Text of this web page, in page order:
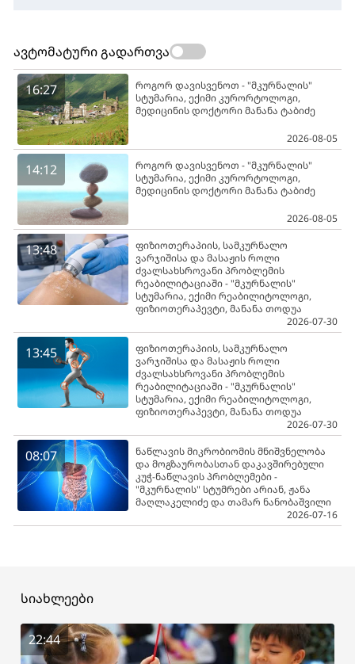
ავტომატური გადართვა
16:27
როგორ დავისვენოთ - "მკურნალის"
სტუმარია, ექიმი კურორტოლოგი,
მედიცინის დოქტორი მანანა ტაბიძე
2026-08-05
14:12
როგორ დავისვენოთ - "მკურნალის"
სტუმარია, ექიმი კურორტოლოგი,
მედიცინის დოქტორი მანანა ტაბიძე
2026-08-05
13:48
ფიზიოთერაპიის, სამკურნალო
ვარჯიშისა და მასაჟის როლი
ძვალსახსროვანი პრობლემის
რეაბილიტაციაში - "მკურნალის"
სტუმარია, ექიმი რეაბილიტოლოგი,
ფიზიოთერაპევტი, მანანა თოდუა
2026-07-30
13:45
ფიზიოთერაპიის, სამკურნალო
ვარჯიშისა და მასაჟის როლი
ძვალსახსროვანი პრობლემის
რეაბილიტაციაში - "მკურნალის"
სტუმარია, ექიმი რეაბილიტოლოგი,
ფიზიოთერაპევტი, მანანა თოდუა
2026-07-30
08:07
ნაწლავის მიკრობიომის მნიშვნელობა
და მოგზაურობასთან დაკავშირებული
კუჭ-ნაწლავის პრობლემები -
"მკურნალის" სტუმრები არიან, ჟანა
მაღლაკელიძე და თამარ ნანობაშვილი
2026-07-16
სიახლეები
22:44